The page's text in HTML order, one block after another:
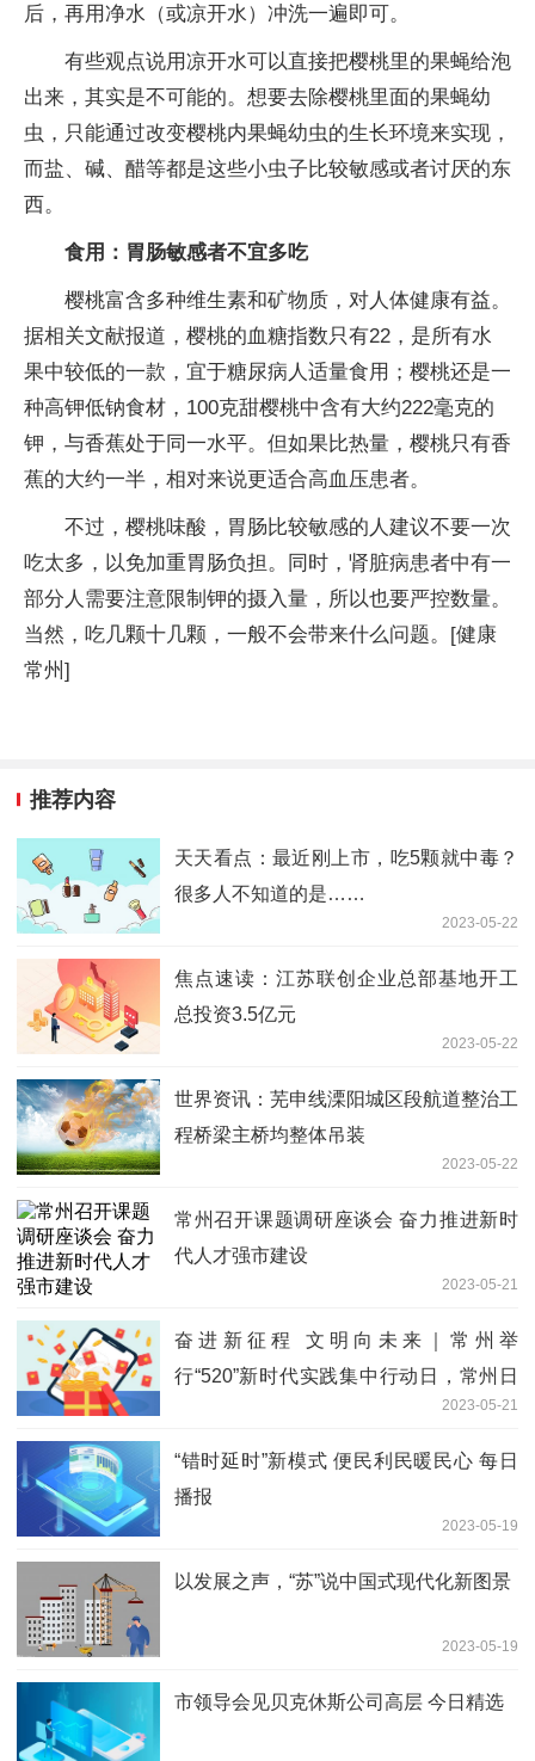
后，再用净水（或凉开水）冲洗一遍即可。
有些观点说用凉开水可以直接把樱桃里的果蝇给泡
出来，其实是不可能的。想要去除樱桃里面的果蝇幼
虫，只能通过改变樱桃内果蝇幼虫的生长环境来实现，
而盐、碱、醋等都是这些小虫子比较敏感或者讨厌的东
西。
食用：胃肠敏感者不宜多吃
樱桃富含多种维生素和矿物质，对人体健康有益。
据相关文献报道，樱桃的血糖指数只有22，是所有水
果中较低的一款，宜于糖尿病人适量食用；樱桃还是一
种高钾低钠食材，100克甜樱桃中含有大约222毫克的
钾，与香蕉处于同一水平。但如果比热量，樱桃只有香
蕉的大约一半，相对来说更适合高血压患者。
不过，樱桃味酸，胃肠比较敏感的人建议不要一次
吃太多，以免加重胃肠负担。同时，肾脏病患者中有一
部分人需要注意限制钾的摄入量，所以也要严控数量。
当然，吃几颗十几颗，一般不会带来什么问题。[健康
常州]
推荐内容
天天看点：最近刚上市，吃5颗就中毒？
很多人不知道的是……
2023-05-22
焦点速读：江苏联创企业总部基地开工
总投资3.5亿元
2023-05-22
世界资讯：芜申线溧阳城区段航道整治工
程桥梁主桥均整体吊装
2023-05-22
常州召开课题调研座谈会 奋力推进新时
代人才强市建设
2023-05-21
奋进新征程 文明向未来｜常州举
行“520”新时代实践集中行动日，常州日
报社“周末关爱”学雷锋联盟与各板块文明
办签约共建
2023-05-21
“错时延时”新模式 便民利民暖民心 每日
播报
2023-05-19
以发展之声，“苏”说中国式现代化新图景
2023-05-19
市领导会见贝克休斯公司高层 今日精选